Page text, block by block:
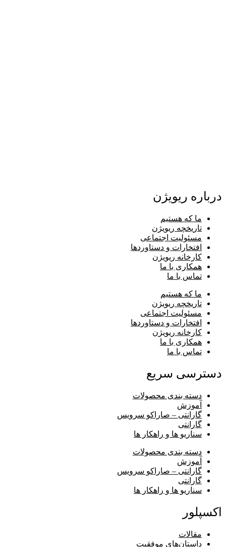
درباره ریویژن
ما که هستیم
تاریخچه ریویژن
مسئولیت اجتماعی
افتخارات و دستاوردها
کارخانه ریویژن
همکاری با ما
تماس با ما
ما که هستیم
تاریخچه ریویژن
مسئولیت اجتماعی
افتخارات و دستاوردها
کارخانه ریویژن
همکاری با ما
تماس با ما
دسترسی سریع
دسته بندی محصولات
آموزش
گارانتی – صاراکو سرویس
گارانتی
سناریو ها و راهکار ها
دسته بندی محصولات
آموزش
گارانتی – صاراکو سرویس
گارانتی
سناریو ها و راهکار ها
اکسپلور
مقالات
داستان‌های موفقیت